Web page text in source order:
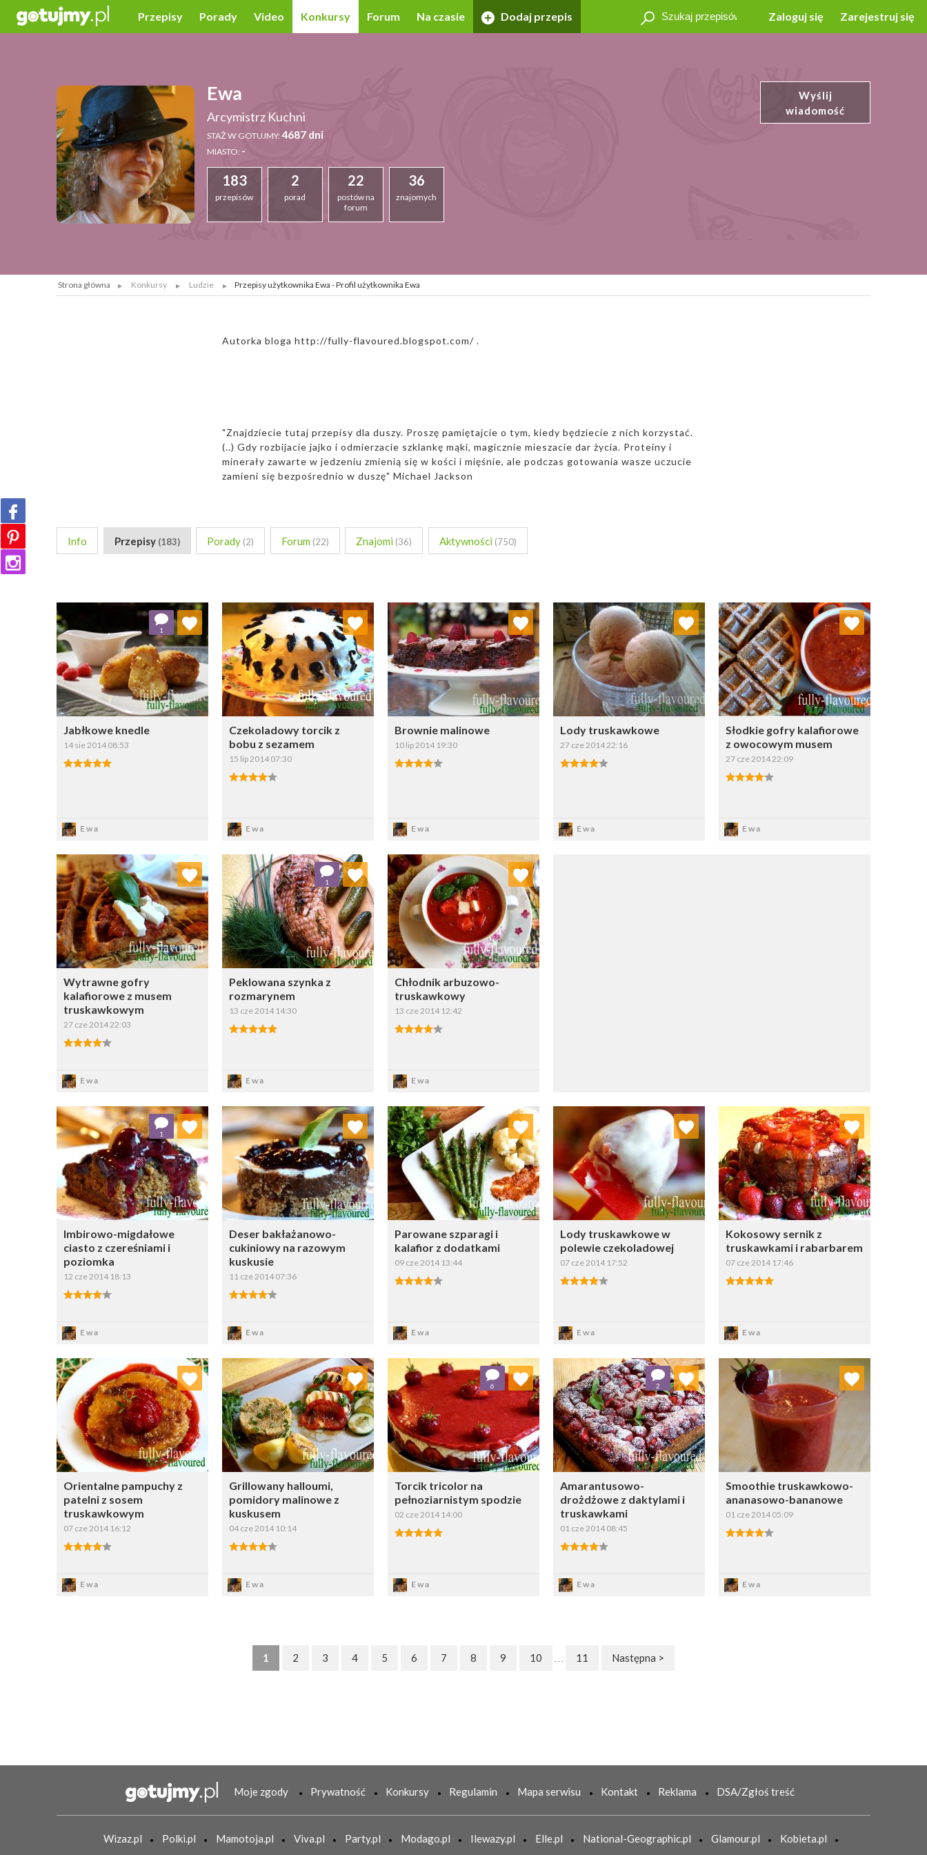
Zaloguj się Zarejestruj się
Przepisy Porady Video Konkursy Forum Na czasie Dodaj przepis
Ewa
Arcymistrz Kuchni
STAŻ W GOTUJMY:4687 dni
MIASTO: -
183
przepisów
2
porad
22
postów na
forum
36
znajomych
Wyślij
wiadomość
Strona główna Konkursy Ludzie Przepisy użytkownika Ewa - Profil użytkownika Ewa
Autorka bloga http://fully-flavoured.blogspot.com/ .
"Znajdziecie tutaj przepisy dla duszy. Proszę pamiętajcie o tym, kiedy będziecie z nich korzystać.
(..) Gdy rozbijacie jajko i odmierzacie szklankę mąki, magicznie mieszacie dar życia. Proteiny i
minerały zawarte w jedzeniu zmienią się w kości i mięśnie, ale podczas gotowania wasze uczucie
zamieni się bezpośrednio w duszę" Michael Jackson
Info Przepisy (183) Porady (2) Forum (22) Znajomi (36) Aktywności (750)
Jabłkowe knedle
14 sie 2014 08:53
Ewa
1
Dodaj do ulubionych
Wybierz listę:
Czekoladowy torcik z
bobu z sezamem
15 lip 2014 07:30
Ewa
Dodaj do ulubionych
Wybierz listę:
Brownie malinowe
10 lip 2014 19:30
Ewa
Dodaj do ulubionych
Wybierz listę:
Lody truskawkowe
27 cze 2014 22:16
Ewa
Dodaj do ulubionych
Wybierz listę:
Słodkie gofry kalafiorowe
z owocowym musem
27 cze 2014 22:09
Ewa
Dodaj do ulubionych
Wybierz listę:
Wytrawne gofry
kalafiorowe z musem
truskawkowym
27 cze 2014 22:03
Ewa
Dodaj do ulubionych
Wybierz listę:
Peklowana szynka z
rozmarynem
13 cze 2014 14:30
Ewa
1
Dodaj do ulubionych
Wybierz listę:
Chłodnik arbuzowo-
truskawkowy
13 cze 2014 12:42
Ewa
Dodaj do ulubionych
Wybierz listę:
Imbirowo-migdałowe
ciasto z czereśniami i
poziomka
12 cze 2014 18:13
Ewa
1
Dodaj do ulubionych
Wybierz listę:
Deser bakłażanowo-
cukiniowy na razowym
kuskusie
11 cze 2014 07:36
Ewa
Dodaj do ulubionych
Wybierz listę:
Parowane szparagi i
kalafior z dodatkami
09 cze 2014 13:44
Ewa
Dodaj do ulubionych
Wybierz listę:
Lody truskawkowe w
polewie czekoladowej
07 cze 2014 17:52
Ewa
Dodaj do ulubionych
Wybierz listę:
Kokosowy sernik z
truskawkami i rabarbarem
07 cze 2014 17:46
Ewa
Dodaj do ulubionych
Wybierz listę:
Orientalne pampuchy z
patelni z sosem
truskawkowym
07 cze 2014 16:12
Ewa
Dodaj do ulubionych
Wybierz listę:
Grillowany halloumi,
pomidory malinowe z
kuskusem
04 cze 2014 10:14
Ewa
Dodaj do ulubionych
Wybierz listę:
Torcik tricolor na
pełnoziarnistym spodzie
02 cze 2014 14:00
Ewa
6
Dodaj do ulubionych
Wybierz listę:
Amarantusowo-
drożdżowe z daktylami i
truskawkami
01 cze 2014 08:45
Ewa
2
Dodaj do ulubionych
Wybierz listę:
Smoothie truskawkowo-
ananasowo-bananowe
01 cze 2014 05:09
Ewa
Dodaj do ulubionych
Wybierz listę:
1 2 3 4 5 6 7 8 9 10 . . . 11 Następna >
Moje zgody Prywatność Konkursy Regulamin Mapa serwisu Kontakt Reklama DSA/Zgłoś treść
Wizaz.pl Polki.pl Mamotoja.pl Viva.pl Party.pl Modago.pl Ilewazy.pl Elle.pl National-Geographic.pl Glamour.pl
Kobieta.pl